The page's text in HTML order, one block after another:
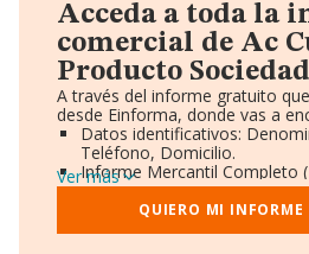
Acceda a toda la
comercial de Ac
Producto
A través del informe gratuito
desde Einforma, donde vas a
Datos identificativos:
Teléfono, Domicilio.
Informe Mercantil Completo
Gráficos de Evolución Ventas
Consejo de Administración y
Directivos y Ejecutivos.
Ver más
QUIERO MI INFORME